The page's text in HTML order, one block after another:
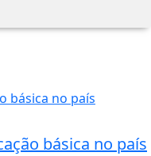
básica no país